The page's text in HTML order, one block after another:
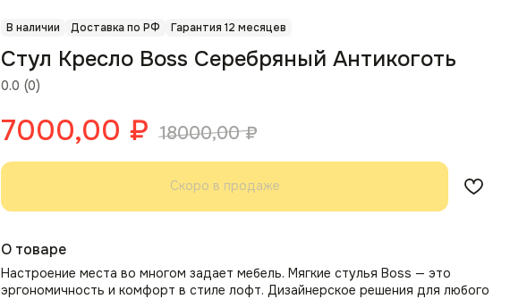
В наличии Доставка по РФ Гарантия 12 месяцев
0.0 (0)
Стул Кресло Boss Серебряный Антикоготь
7000,00 ₽ 18000,00 ₽
О товаре
Настроение места во многом задает мебель. Мягкие стулья Boss — это
эргономичность и комфорт в стиле лофт. Дизайнерское решения для любого